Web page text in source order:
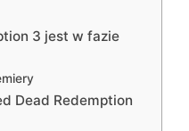
3 jest w fazie
Dead Redemption